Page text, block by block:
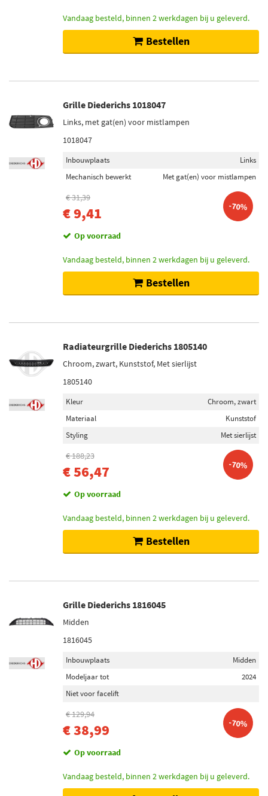
Vandaag besteld, binnen 2 werkdagen bij u geleverd.
Bestellen
Grille Diederichs 1018047
Links, met gat(en) voor mistlampen
1018047
Inbouwplaats
Links
Mechanisch bewerkt
Met gat(en) voor mistlampen
€ 31,39
€ 9,41 -70%
Op voorraad
Vandaag besteld, binnen 2 werkdagen bij u geleverd.
Bestellen
Radiateurgrille Diederichs 1805140
Chroom, zwart, Kunststof, Met sierlijst
1805140
Kleur
Chroom, zwart
Materiaal
Kunststof
Styling
Met sierlijst
€ 188,23
€ 56,47 -70%
Op voorraad
Vandaag besteld, binnen 2 werkdagen bij u geleverd.
Bestellen
Grille Diederichs 1816045
Midden
1816045
Inbouwplaats
Midden
Modeljaar tot
2024
Niet voor facelift
€ 129,94
€ 38,99 -70%
Op voorraad
Vandaag besteld, binnen 2 werkdagen bij u geleverd.